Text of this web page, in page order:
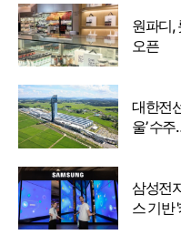
원파디,
오픈
대한전
울’ 수
삼성전
스 기반